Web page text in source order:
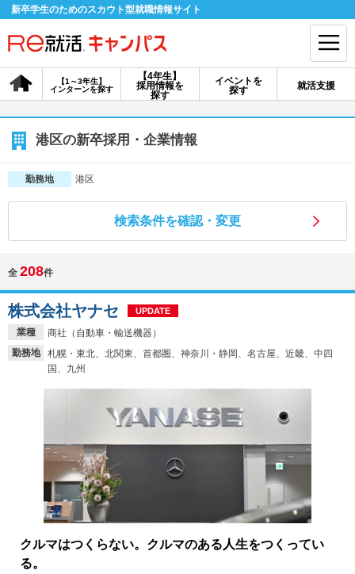
新卒学生のためのスカウト型就職情報サイト
【4年生】
採用情報を
探す
【1～3年生】
インターンを探す
イベントを
探す
就活支援
会員登録 ログイン
会員ID・パスワードを忘れた方はこちら
探す
【4年生】
【1～3年生】
イベントを探す スカウト お知らせ
就活ノウハウ・サポート
就活ノウハウが満載！ お役立ち記事・相談室など
適職診断
あなたに合う仕事を診断！
就活チャンネル
動画で対策講座をチェック
就活ニュースペーパー
就活時事ニュースを更新
よくある質問
不明点があればこちら
港区の新卒採用・企業情報
勤務地 港区
検索条件を確認・変更
全 208件
業種
商社（自動車・輸送機器）
勤務地
札幌・東北、北関東、首都圏、神奈川・静岡、名古屋、近畿、中四
国、九州
株式会社ヤナセ UPDATE
クルマはつくらない。クルマのある人生をつくってい
る。